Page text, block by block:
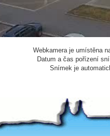
Webkamera je umístěna
Datum a čas pořízení
Snímek je